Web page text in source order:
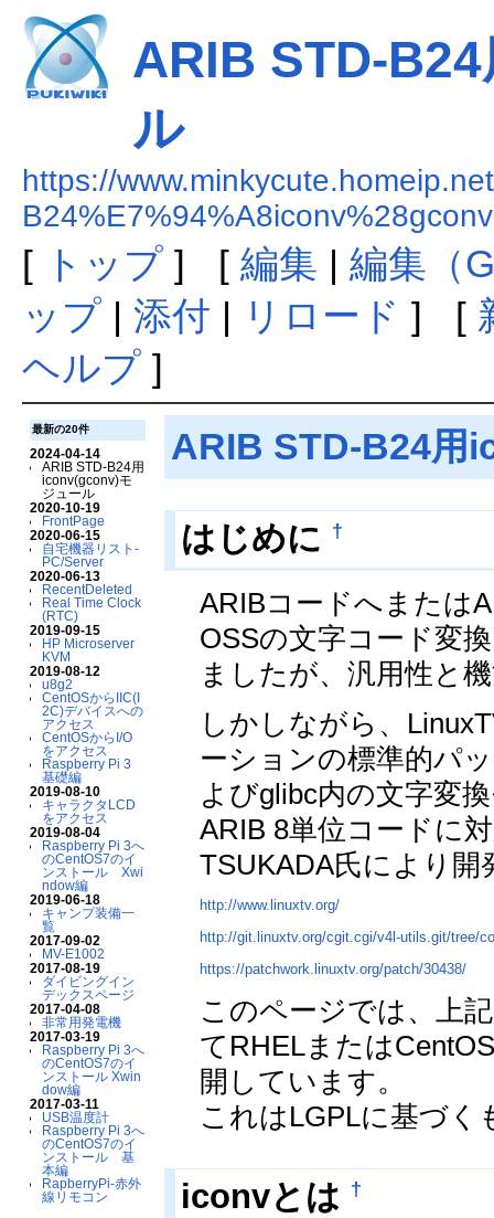
ARIB STD-
ル
https://
[ トップ] [ 編集 | 編集（
ップ| 添付 | リロード ] [
ヘルプ]
最新の20件
2024-04-14
ARIB STD-B24用
iconv(gconv)モ
ジュール
2020-10-19
FrontPage
2020-06-15
自宅機器リスト-
PC/Server
2020-06-13
RecentDeleted
Real Time Clock
(RTC)
2019-09-15
HP Microserver
KVM
2019-08-12
u8g2
CentOSからIIC(I
2C)デバイスへの
アクセス
CentOSからI/O
をアクセス
Raspberry Pi 3
基礎編
2019-08-10
キャラクタLCD
をアクセス
2019-08-04
Raspberry Pi 3へ
のCentOS7のイ
ンストール Xwi
ndow編
2019-06-18
キャンプ装備一
覧
2017-09-02
MV-E1002
2017-08-19
ダイビングイン
デックスページ
2017-04-08
非常用発電機
2017-03-19
Raspberry Pi 3へ
のCentOS7のイ
ンストール Xwin
dow編
2017-03-11
USB温度計
Raspberry Pi 3へ
のCentOS7のイ
ンストール 基
本編
RapberryPi-赤外
線リモコン
ARIB STD-B24用
はじめに †
ARIBコードへまたは
OSSの文字コード変
ましたが、汎用性と
しかしながら、
ーションの標準的パ
よびglibc内の文字変
ARIB 8単位コードに
TSUKADA氏により
http://www.linuxtv.org/
http://git.linuxtv.org/cgit.cgi/v4l-utils.git/tree/
https://patchwork.linuxtv.org/patch/30438/
このページでは、上
てRHELまたは
開しています。
これはLGPLに基づく
iconvとは †